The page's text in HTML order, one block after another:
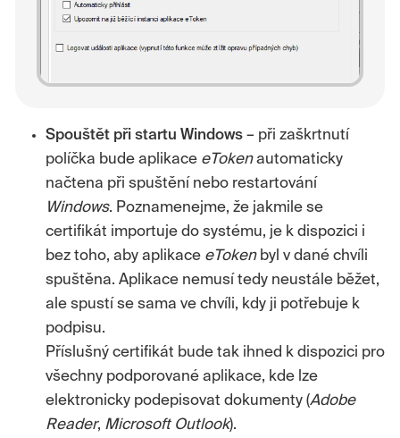
Spouštět při startu Windows – při zaškrtnutí
políčka bude aplikace eTokenautomaticky
načtena při spuštění nebo restartování
Windows. Poznamenejme, že jakmile se
certifikát importuje do systému, je k dispozici i
bez toho, aby aplikace eTokenbyl v dané chvíli
spuštěna. Aplikace nemusí tedy neustále běžet,
ale spustí se sama ve chvíli, kdy ji potřebuje k
podpisu.
Příslušný certifikát bude tak ihned k dispozici pro
všechny podporované aplikace, kde lze
elektronicky podepisovat dokumenty (Adobe
Reader, Microsoft Outlook).